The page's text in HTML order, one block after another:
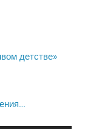
детстве»